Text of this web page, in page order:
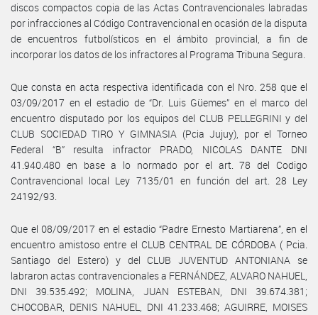
discos compactos copia de las Actas Contravencionales labradas
por infracciones al Código Contravencional en ocasión de la disputa
de encuentros futbolísticos en el ámbito provincial, a fin de
incorporar los datos de los infractores al Programa Tribuna Segura.
Que consta en acta respectiva identificada con el Nro. 258 que el
03/09/2017 en el estadio de “Dr. Luis Güemes” en el marco del
encuentro disputado por los equipos del CLUB PELLEGRINI y del
CLUB SOCIEDAD TIRO Y GIMNASIA (Pcia Jujuy), por el Torneo
Federal “B” resulta infractor PRADO, NICOLAS DANTE DNI
41.940.480 en base a lo normado por el art. 78 del Codigo
Contravencional local Ley 7135/01 en función del art. 28 Ley
24192/93.
Que el 08/09/2017 en el estadio “Padre Ernesto Martiarena”, en el
encuentro amistoso entre el CLUB CENTRAL DE CÓRDOBA ( Pcia.
Santiago del Estero) y del CLUB JUVENTUD ANTONIANA se
labraron actas contravencionales a FERNÁNDEZ, ALVARO NAHUEL,
DNI 39.535.492; MOLINA, JUAN ESTEBAN, DNI 39.674.381;
CHOCOBAR, DENIS NAHUEL, DNI 41.233.468; AGUIRRE, MOISES